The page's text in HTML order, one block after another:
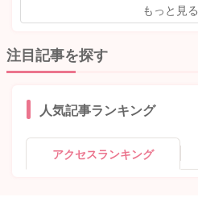
もっと見る
注目記事を探す
人気記事ランキング
アクセスランキング